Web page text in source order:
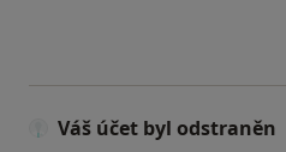
Váš účet byl odstraněn